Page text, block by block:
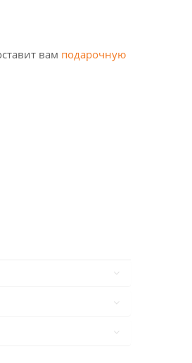
вам подарочную